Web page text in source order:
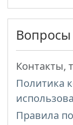
Вопросы
Контакты,
Политика
Правила